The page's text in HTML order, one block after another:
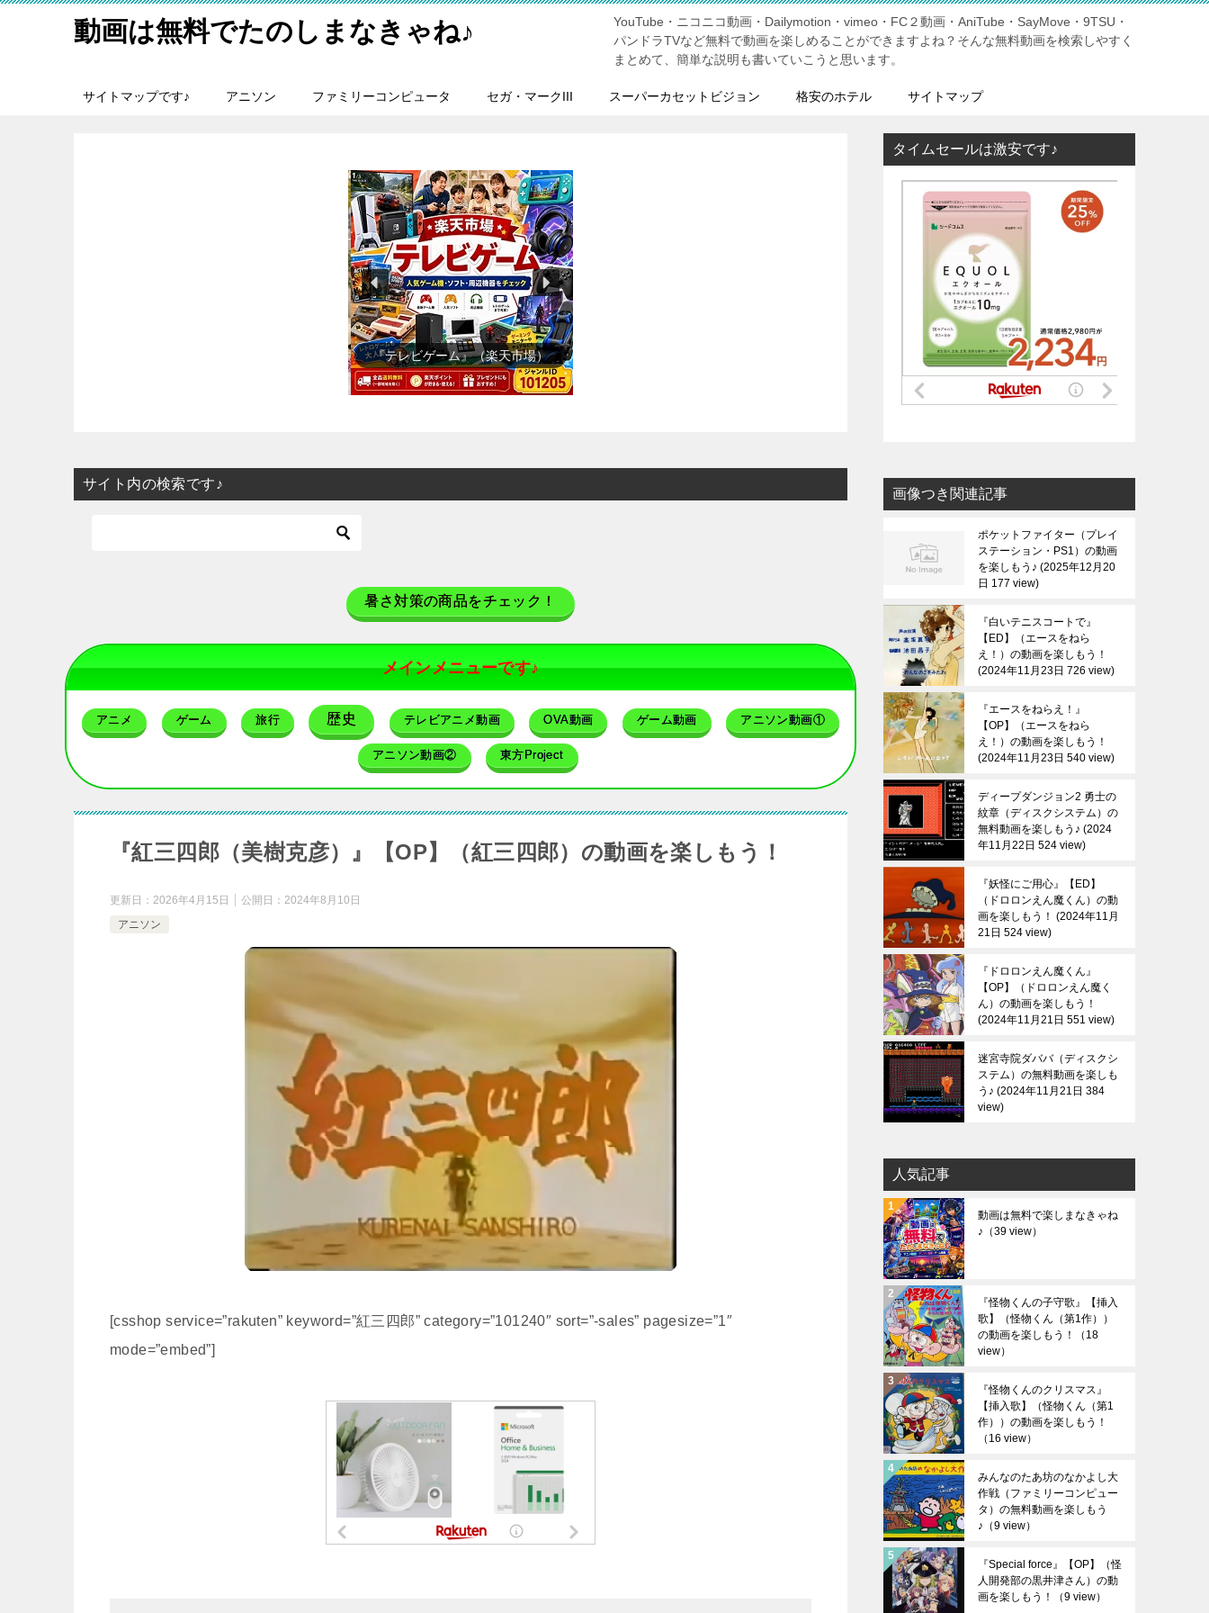
動画は無料でたのしまなきゃね♪
YouTube・ニコニコ動画・Dailymotion・vimeo・FC２動画・AniTube・SayMove・9TSU・
パンドラTVなど無料で動画を楽しめることができますよね？そんな無料動画を検索しやすく
まとめて、簡単な説明も書いていこうと思います。
サイトマップです♪ アニソン ファミリーコンピュータ セガ・マークIII スーパーカセットビジョン 格安のホテル サイトマップ
『日用品雑貨・文房具』（楽天市
場）
サイト内の検索です♪
暑さ対策の商品をチェック！
メインメニューです♪
アニメ ゲーム 旅行 歴史 テレビアニメ動画 OVA動画 ゲーム動画 アニソン動画①
アニソン動画② 東方Project
『紅三四郎（美樹克彦）』【OP】（紅三四郎）の動画を楽しもう！
更新日： 2026年4月15日 公開日： 2024年8月10日
アニソン
[csshop service=”rakuten” keyword=”紅三四郎” category=”101240″ sort=”-sales” pagesize=”1″
mode=”embed”]
タイムセールは激安です♪
画像つき関連記事
ポケットファイター（プレイ
ステーション・PS1）の動画
を楽しもう♪ 2025年12月20
日 177 view
『白いテニスコートで』
【ED】（エースをねら
え！）の動画を楽しもう！
2024年11月23日 726 view
『エースをねらえ！』
【OP】（エースをねら
え！）の動画を楽しもう！
2024年11月23日 540 view
ディープダンジョン2 勇士の
紋章（ディスクシステム）の
無料動画を楽しもう♪ 2024
年11月22日 524 view
『妖怪にご用心』【ED】
（ドロロンえん魔くん）の動
画を楽しもう！
2024年11月
21日 524 view
『ドロロンえん魔くん』
【OP】（ドロロンえん魔く
ん）の動画を楽しもう！
2024年11月21日 551 view
迷宮寺院ダババ（ディスクシ
ステム）の無料動画を楽しも
う♪ 2024年11月21日 384
view
人気記事
動画は無料で楽しまなきゃね
♪ （39 view）
『怪物くんの子守歌』【挿入
歌】（怪物くん（第1作））
の動画を楽しもう！
（18
view）
『怪物くんのクリスマス』
【挿入歌】（怪物くん（第1
作））の動画を楽しもう！
（16 view）
みんなのたあ坊のなかよし大
作戦（ファミリーコンピュー
タ）の無料動画を楽しもう
♪ （9 view）
『Special force』【OP】（怪
人開発部の黒井津さん）の動
画を楽しもう！
（9 view）